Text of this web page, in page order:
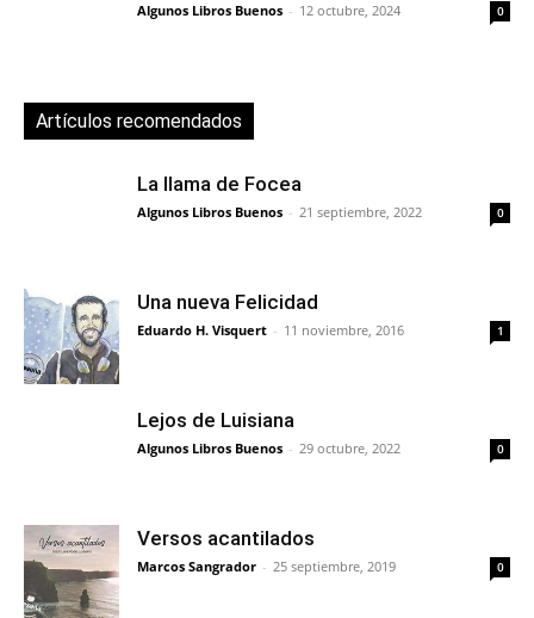
Algunos Libros Buenos - 12 octubre, 2024 0
Artículos recomendados
La llama de Focea
Algunos Libros Buenos - 21 septiembre, 2022 0
Una nueva Felicidad
Eduardo H. Visquert - 11 noviembre, 2016 1
Lejos de Luisiana
Algunos Libros Buenos - 29 octubre, 2022 0
Versos acantilados
Marcos Sangrador - 25 septiembre, 2019 0